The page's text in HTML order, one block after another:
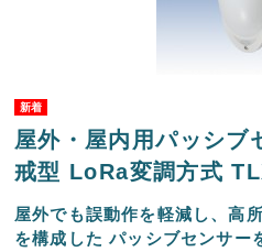
屋外・屋内用パッシブ
戒型 LoRa変調方式
屋外でも誤動作を軽減し、高
を構成した パッシブセンサー